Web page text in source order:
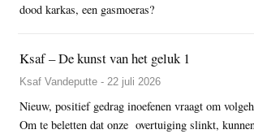
dood karkas, een gasmoeras?
Ksaf – De kunst van het geluk 1
Ksaf Vandeputte - 22 juli 2026
Nieuw, positief gedrag inoefenen vraagt om
Om te beletten dat onze overtuiging slinkt,